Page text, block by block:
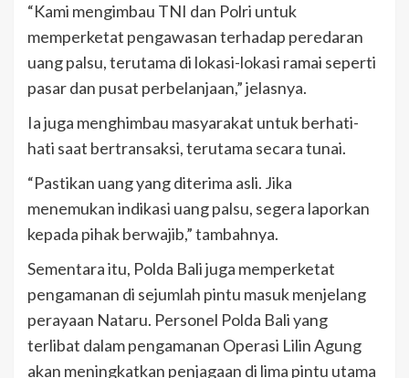
“Kami mengimbau TNI dan Polri untuk
memperketat pengawasan terhadap peredaran
uang palsu, terutama di lokasi-lokasi ramai seperti
pasar dan pusat perbelanjaan,” jelasnya.
Ia juga menghimbau masyarakat untuk berhati-
hati saat bertransaksi, terutama secara tunai.
“Pastikan uang yang diterima asli. Jika
menemukan indikasi uang palsu, segera laporkan
kepada pihak berwajib,” tambahnya.
Sementara itu, Polda Bali juga memperketat
pengamanan di sejumlah pintu masuk menjelang
perayaan Nataru. Personel Polda Bali yang
terlibat dalam pengamanan Operasi Lilin Agung
akan meningkatkan penjagaan di lima pintu utama